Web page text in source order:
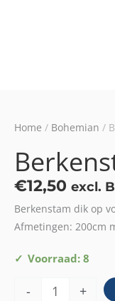
Home / Bohemian /
€12,50 excl.
Berkenstam dik op
Afmetingen: 200cm
Voorraad: 8
-
Berkenstam
+